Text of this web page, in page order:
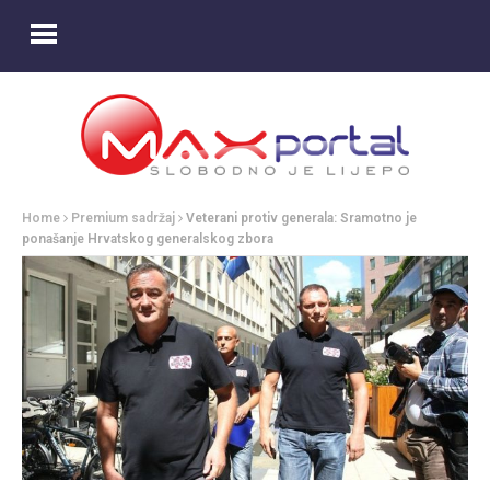
Home Premium sadržaj
Veterani protiv generala: Sramotno je
ponašanje Hrvatskog generalskog zbora